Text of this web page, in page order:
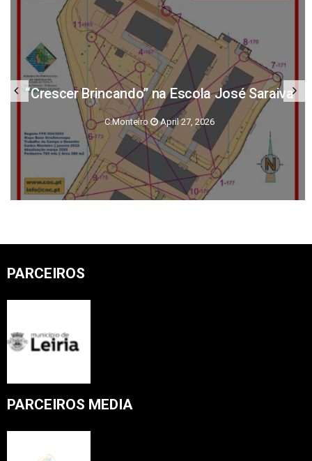
“Crescer Brincando” na Escola José Saraiva
C.monteiro April 27, 2026
PARCEIROS
PARCEIROS MEDIA